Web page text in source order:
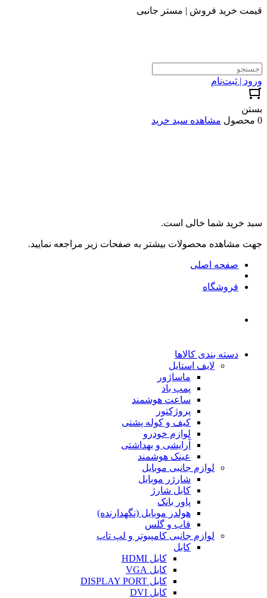
قیمت خرید فروش | مستر جانبی
ورود | ثبت‌نام
بستن
0 محصول
مشاهده سبد خرید
سبد خرید شما خالی است.
جهت مشاهده محصولات بیشتر به صفحات زیر مراجعه نمایید.
صفحه اصلی
فروشگاه
دسته بندی کالاها
لایف استایل
ماساژور
پمپ باد
ساعت هوشمند
پروژکتور
کیف و کوله پشتی
لوازم خودرو
آرایشی و بهداشتی
عینک هوشمند
لوازم جانبی موبایل
شارژر موبایل
کابل شارژ
پاور بانک
هولدر موبایل (نگهدارنده)
قاب و گلس
لوازم جانبی کامپیوتر و لپ تاپ
کابل
کابل HDMI
کابل VGA
کابل DISPLAY PORT
کابل DVI